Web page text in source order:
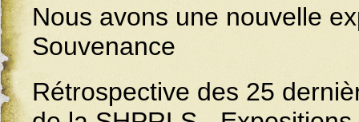
Nous avons une nouvelle
Souvenance
Rétrospective des 25